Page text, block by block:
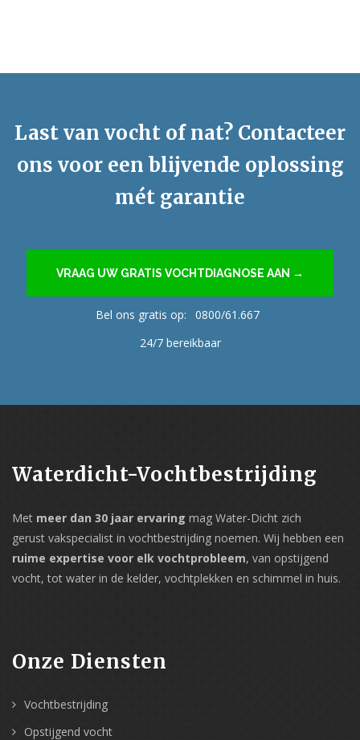
Last van vocht of nat? Contacteer
ons voor een blijvende oplossing
mét garantie
VRAAG UW GRATIS VOCHTDIAGNOSE AAN →
Bel ons gratis op:
0800/61.667
24/7 bereikbaar
Waterdicht-Vochtbestrijding
Met meer dan 30 jaar ervaring mag Water-Dicht zich
gerust vakspecialist in vochtbestrijding noemen. Wij hebben een
ruime expertise voor elk vochtprobleem, van opstijgend
vocht, tot water in de kelder, vochtplekken en schimmel in huis.
Onze Diensten
Vochtbestrijding
Opstijgend vocht